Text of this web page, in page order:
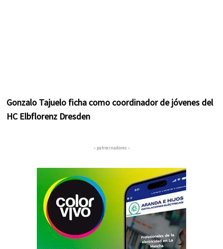
Gonzalo Tajuelo ficha como coordinador de jóvenes del
HC Elbflorenz Dresden
– patrocinadores –